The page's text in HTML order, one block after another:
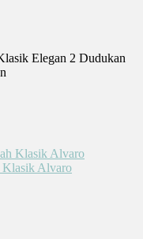
Elegan 2 Dudukan
Klasik Alvaro